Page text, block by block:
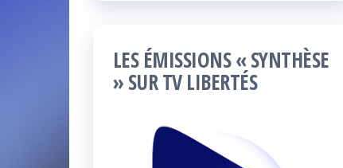
LES ÉMISSIONS « SYNTHÈSE
» SUR TV LIBERTÉS